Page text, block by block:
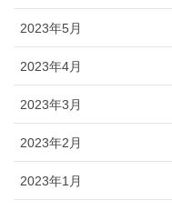
2023年5月
2023年4月
2023年3月
2023年2月
2023年1月